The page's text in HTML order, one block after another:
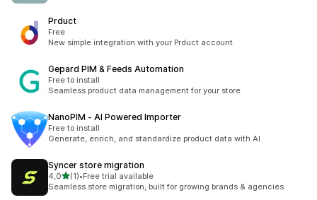
Prduct
Free
New simple integration with your Prduct account.
Gepard PIM & Feeds Automation
Free to install
Seamless product data management for your store
NanoPIM ‑ AI Powered Importer
Free to install
Generate, enrich, and standardize product data with AI
Syncer store migration
4,05 yıldız üzerinden
(1)
toplam 1 değerlendirme
•Free trial available
Seamless store migration, built for growing brands & agencies